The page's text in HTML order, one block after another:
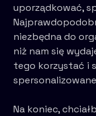
uporządkować,
niezbędna do
niż nam się
tego korzystać i
Na koniec,